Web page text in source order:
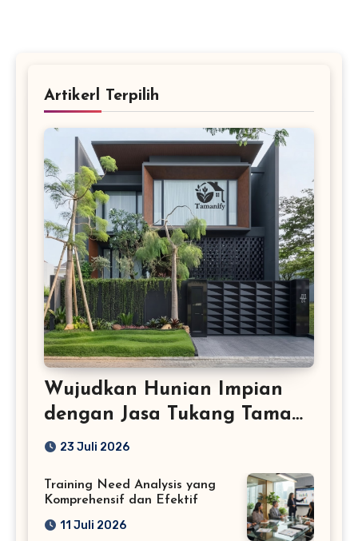
Artikerl Terpilih
Wujudkan Hunian Impian
dengan Jasa Tukang Taman
Profesional
23 Juli 2026
Training Need Analysis yang
Komprehensif dan Efektif
11 Juli 2026